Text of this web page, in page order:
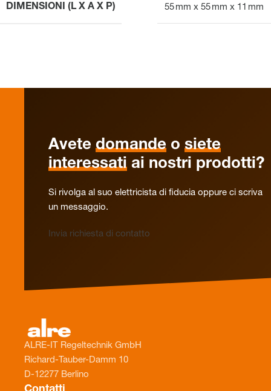
DIMENSIONI (L X A X P) 55 mm x 55 mm x 11 mm
Avete domande o siete
interessati ai nostri prodotti?
Si rivolga al suo elettricista di fiducia oppure ci scriva
un messaggio.
Invia richiesta di contatto
ALRE-IT Regeltechnik GmbH
Richard-Tauber-Damm 10
D-12277 Berlino